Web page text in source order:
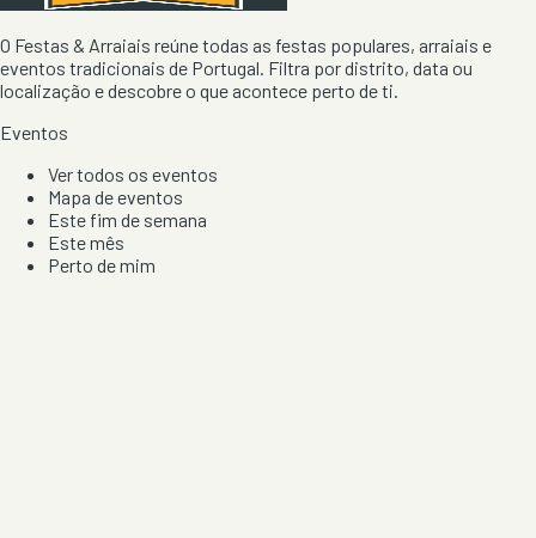
O Festas & Arraiais reúne todas as festas populares, arraiais e
eventos tradicionais de Portugal. Filtra por distrito, data ou
localização e descobre o que acontece perto de ti.
Eventos
Ver todos os eventos
Mapa de eventos
Este fim de semana
Este mês
Perto de mim